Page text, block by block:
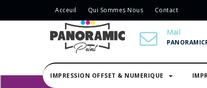
Acceuil Qui Sommes Nous Contact
Mail
IMPRESSION OFFSET & NUMERIQUE